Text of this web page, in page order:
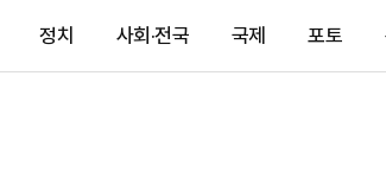
정치 사회·전국 국제 포토